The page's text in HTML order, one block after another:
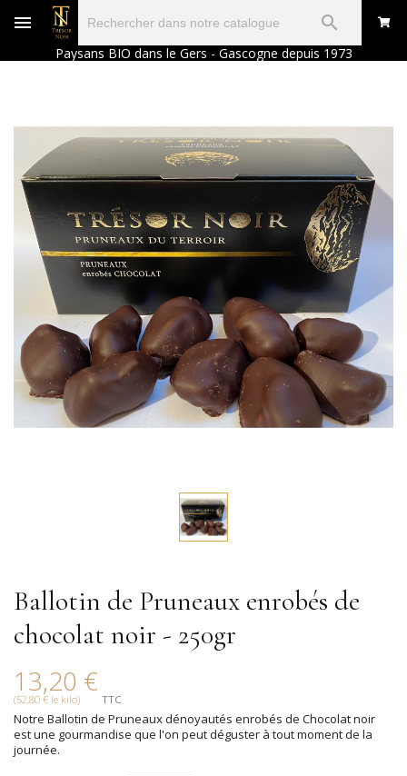

Paysans BIO dans le Gers - Gascogne depuis 1973
Ballotin de Pruneaux enrobés de
chocolat noir - 250gr
13,20 €
(52,80 € le kilo) TTC
Notre Ballotin de Pruneaux dénoyautés enrobés de Chocolat noir
est une gourmandise que l'on peut déguster à tout moment de la
journée.